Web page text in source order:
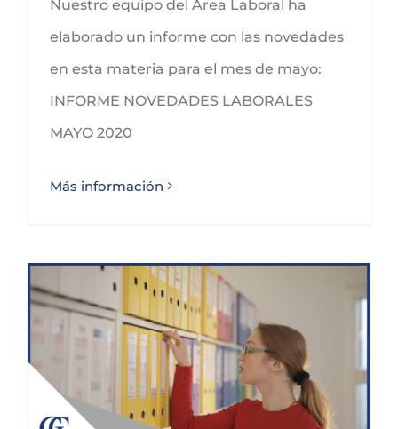
Nuestro equipo del Área Laboral ha
elaborado un informe con las novedades
en esta materia para el mes de mayo:
INFORME NOVEDADES LABORALES
MAYO 2020
Más información